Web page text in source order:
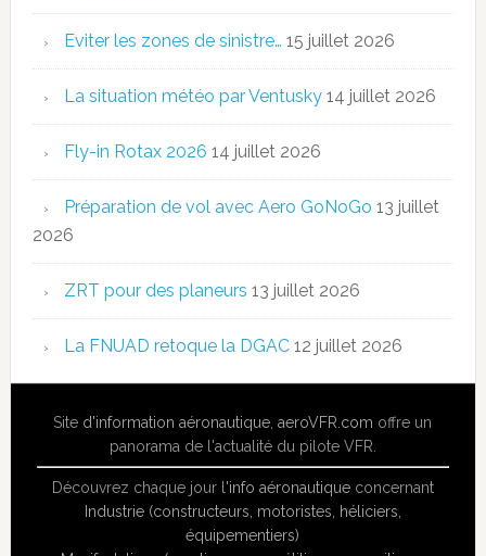
Eviter les zones de sinistre… 15 juillet 2026
La situation météo par Ventusky 14 juillet 2026
Fly-in Rotax 2026 14 juillet 2026
Préparation de vol avec Aero GoNoGo 13 juillet
2026
ZRT pour des planeurs 13 juillet 2026
La FNUAD retoque la DGAC 12 juillet 2026
Site d'information aéronautique,aeroVFR.com offre un
panorama de l'actualité du pilote VFR.
Découvrez chaque jour l'info aéronautiqueconcernant
Industrie (constructeurs, motoristes, héliciers,
équipementiers)